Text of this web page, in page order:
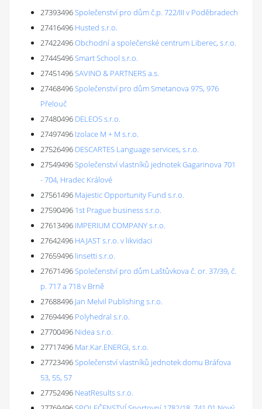
27393496Společenství pro dům č.p. 722/III v Poděbradech
27416496 Husted s.r.o.
27422496Obchodní a společenské centrum Liberec, s.r.o.
27445496Smart School s.r.o.
27451496SAVINO & PARTNERS a.s.
27468496Společenství pro dům Smetanova 975, 976
Přelouč
27480496 DELEOS s.r.o.
27497496 Izolace M + M s.r.o.
27526496 DESCARTES Language services, s.r.o.
27549496Společenství vlastníků jednotek Gagarinova 701
- 704, Hradec Králové
27561496 Majestic Opportunity Fund s.r.o.
27590496 1st Prague business s.r.o.
27613496 IMPERIUM COMPANY s.r.o.
27642496 HAJAST s.r.o. v likvidaci
27659496 linsetti s.r.o.
27671496Společenství pro dům Laštůvkova č. or. 37/39, č.
p. 717 a 718 v Brně
27688496 Jan Melvil Publishing s.r.o.
27694496 Polyhedral s.r.o.
27700496 Nidea s.r.o.
27717496 Mar.Kar.ENERGI, s.r.o.
27723496Společenství vlastníků jednotek domu Bráfova
53, 55, 57
27752496 NeatResults s.r.o.